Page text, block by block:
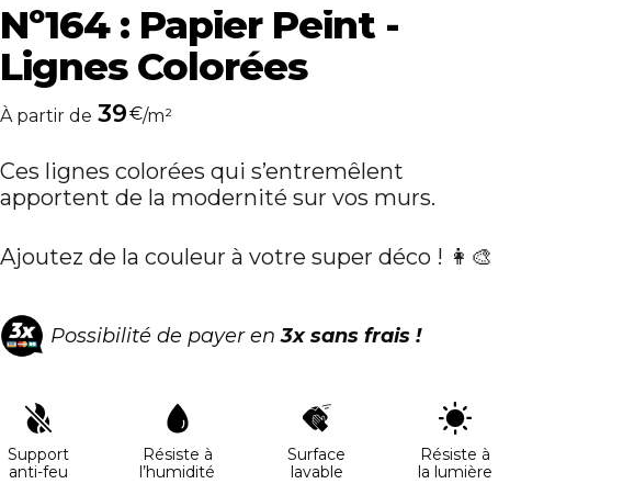
Nº164 : Papier Peint -
Lignes Colorées
À partir de 39€/m²
Ces lignes colorées qui s’entremêlent
apportent de la modernité sur vos murs.
Ajoutez de la couleur à votre super déco ! 👩‍🎨
Possibilité de payer en3x sans frais !
Support
anti-feu
Résiste à
l’humidité
Surface
lavable
Résiste à
la lumière